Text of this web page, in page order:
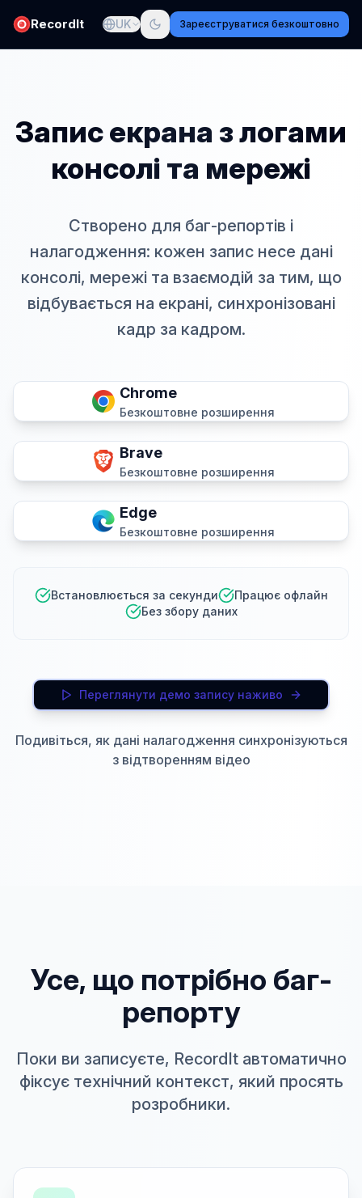
RecordIt UK Зареєструватися безкоштовно
Запис екрана з логами
консолі та мережі
Створено для баг-репортів і
налагодження: кожен запис несе дані
консолі, мережі та взаємодій за тим, що
відбувається на екрані, синхронізовані
кадр за кадром.
Chrome
Безкоштовне розширення
Brave
Безкоштовне розширення
Edge
Безкоштовне розширення
Встановлюється за секунди
Працює офлайн
Без збору даних
Переглянути демо запису наживо
Подивіться, як дані налагодження синхронізуються
з відтворенням відео
Усе, що потрібно баг-
репорту
Поки ви записуєте, RecordIt автоматично
фіксує технічний контекст, який просять
розробники.